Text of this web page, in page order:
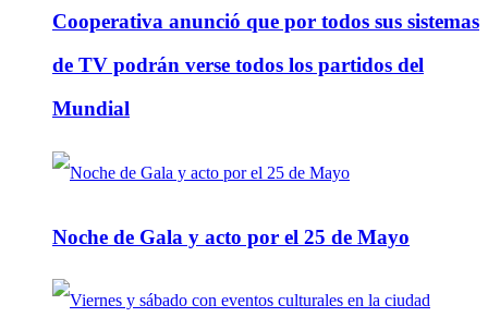
Cooperativa anunció que por todos sus sistemas
de TV podrán verse todos los partidos del
Mundial
Noche de Gala y acto por el 25 de Mayo